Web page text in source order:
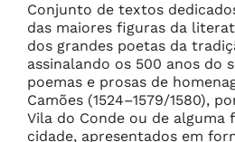
Conjunto de textos
das maiores figuras da
dos grandes poetas da
assinalando os 500 anos do
poemas e prosas de
Camões (1524–1579/1580),
Vila do Conde ou de alguma
cidade, apresentados em